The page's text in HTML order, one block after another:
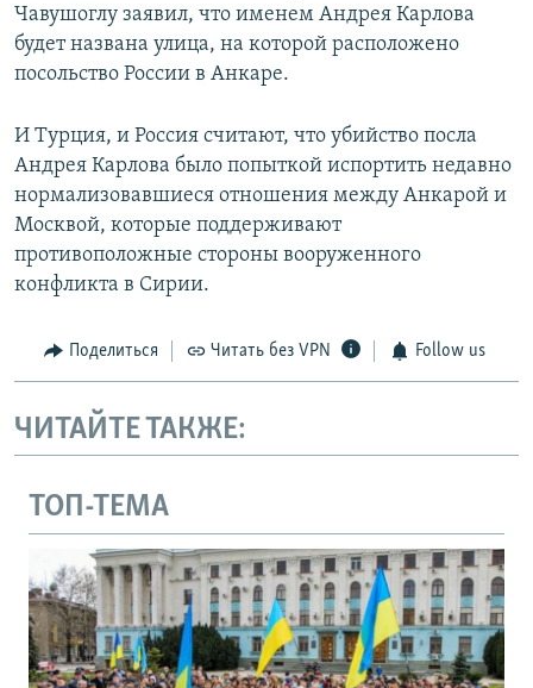
Чавушоглу заявил, что именем Андрея Карлова
будет названа улица, на которой расположено
посольство России в Анкаре.
И Турция, и Россия считают, что убийство посла
Андрея Карлова было попыткой испортить недавно
нормализовавшиеся отношения между Анкарой и
Москвой, которые поддерживают
противоположные стороны вооруженного
конфликта в Сирии.
Поделиться Читать без VPN Follow us
ЧИТАЙТЕ ТАКЖЕ:
ТОП-ТЕМА